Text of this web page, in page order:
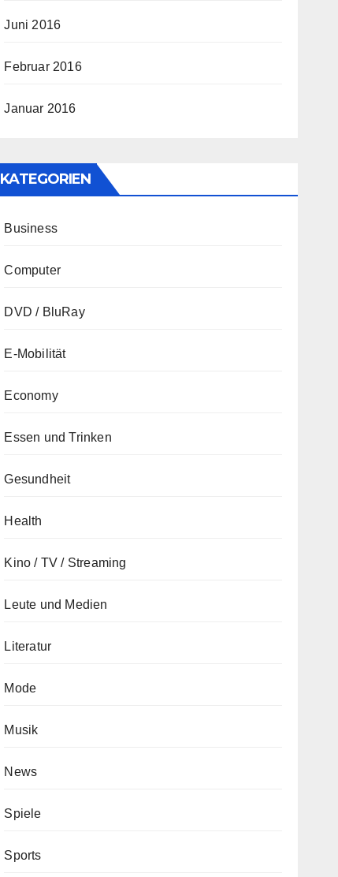
Juni 2016
Februar 2016
Januar 2016
KATEGORIEN
Business
Computer
DVD / BluRay
E-Mobilität
Economy
Essen und Trinken
Gesundheit
Health
Kino / TV / Streaming
Leute und Medien
Literatur
Mode
Musik
News
Spiele
Sports